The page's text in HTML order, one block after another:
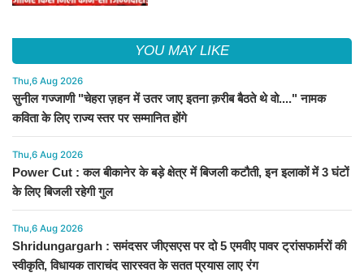
YOU MAY LIKE
Thu,6 Aug 2026
सुनील गज्जाणी "चेहरा ज़हन में उतर जाए इतना क़रीब बैठते थे वो...." नामक
कविता के लिए राज्य स्तर पर सम्मानित होंगे
Thu,6 Aug 2026
Power Cut : कल बीकानेर के बड़े क्षेत्र में बिजली कटौती, इन इलाकों में 3 घंटों
के लिए बिजली रहेगी गुल
Thu,6 Aug 2026
Shridungargarh : समंदसर जीएसएस पर दो 5 एमवीए पावर ट्रांसफार्मरों की
स्वीकृति, विधायक ताराचंद सारस्वत के सतत प्रयास लाए रंग